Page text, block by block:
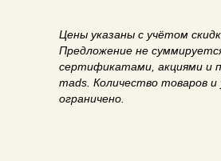
Цены указаны с учётом
Предложение не
сертификатами, акциями и
mads. Количество товаров и
ограничено.